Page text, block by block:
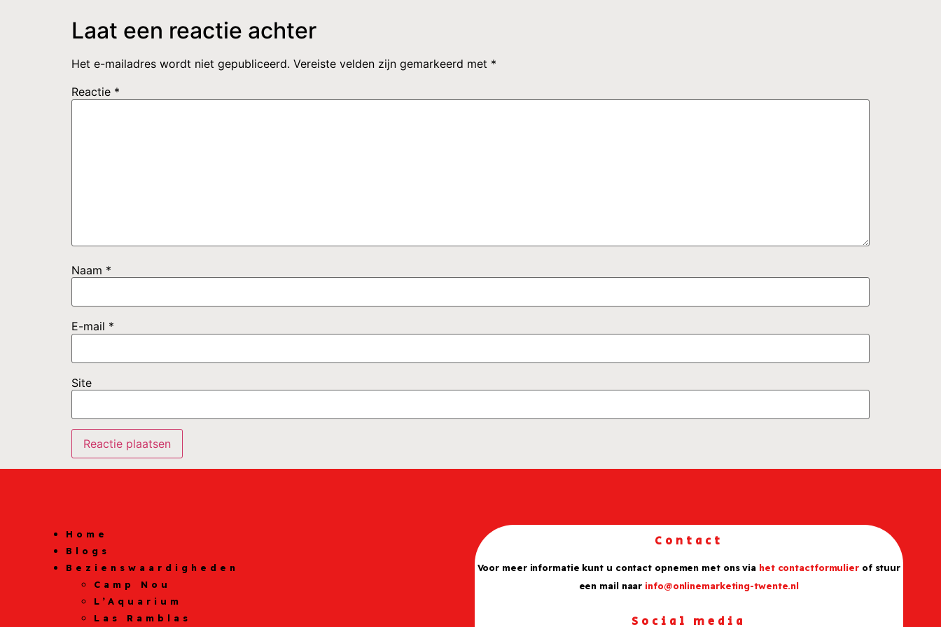
Laat een reactie achter
Het e-mailadres wordt niet gepubliceerd. Vereiste velden zijn gemarkeerd met *
Reactie *
Naam *
E-mail *
Site
Home
Blogs
Bezienswaardigheden
Camp Nou
L’Aquarium
Las Ramblas
Contact
Voor meer informatie kunt u contact opnemen met ons via het contactformulierof stuur
een mail naar info@onlinemarketing-twente.nl
Social media